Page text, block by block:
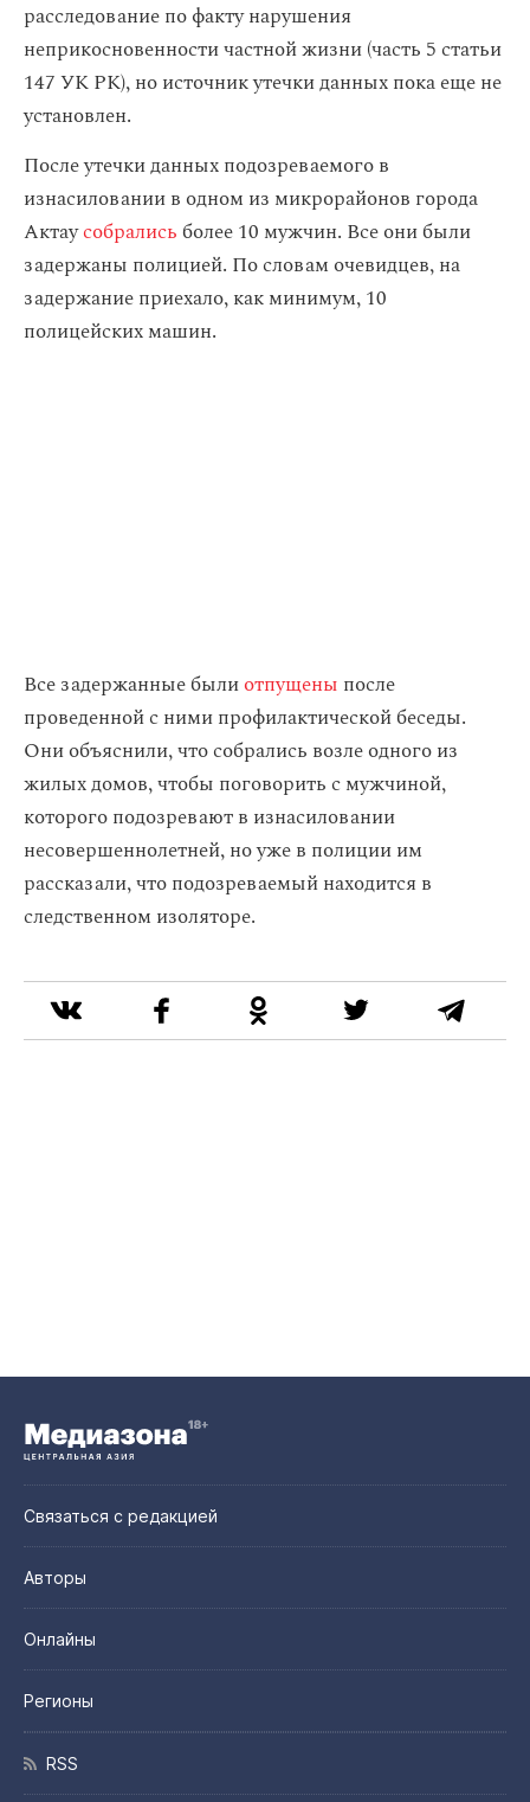
расследование по факту нарушения
неприкосновенности частной жизни (часть 5 статьи
147 УК РК), но источник утечки данных пока еще не
установлен.
После утечки данных подозреваемого в
изнасиловании в одном из микрорайонов города
Актаусобралисьболее 10 мужчин. Все они были
задержаны полицией. По словам очевидцев, на
задержание приехало, как минимум, 10
полицейских машин.
Все задержанные былиотпущены после
проведенной с ними профилактической беседы.
Они объяснили, что собрались возле одного из
жилых домов, чтобы поговорить с мужчиной,
которого подозревают в изнасиловании
несовершеннолетней, но уже в полиции им
рассказали, что подозреваемый находится в
следственном изоляторе.
Связаться с редакцией
Авторы
Онлайны
Регионы
RSS